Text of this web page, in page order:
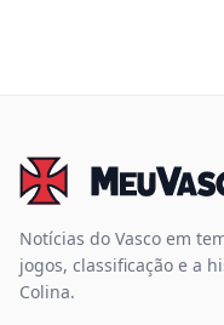
Notícias do Vasco em
jogos, classificação e a
Colina.